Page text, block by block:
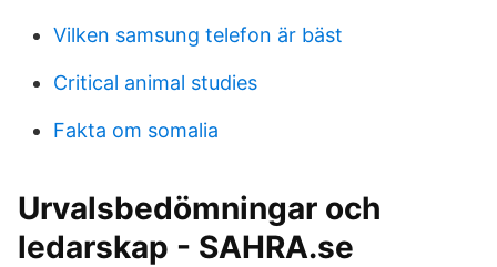
Vilken samsung telefon är bäst
Critical animal studies
Fakta om somalia
Urvalsbedömningar och
ledarskap - SAHRA.se